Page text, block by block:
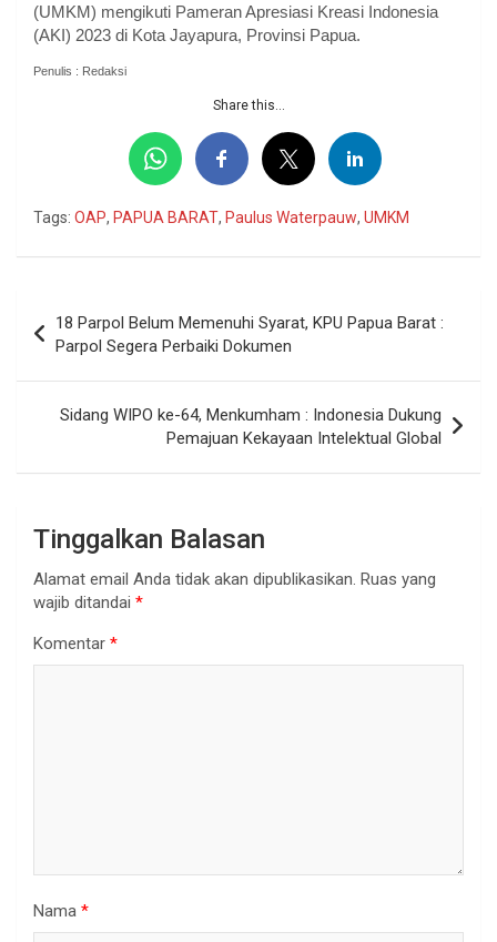
(UMKM) mengikuti Pameran Apresiasi Kreasi Indonesia
(AKI) 2023 di Kota Jayapura, Provinsi Papua.
Penulis : Redaksi
Share this...
Tags: OAP, PAPUA BARAT, Paulus Waterpauw, UMKM
pos
18 Parpol Belum Memenuhi Syarat, KPU Papua Barat :
Parpol Segera Perbaiki Dokumen
Sidang WIPO ke-64, Menkumham : Indonesia Dukung
Pemajuan Kekayaan Intelektual Global
Tinggalkan Balasan
Alamat email Anda tidak akan dipublikasikan. Ruas yang
wajib ditandai *
Komentar *
Nama *